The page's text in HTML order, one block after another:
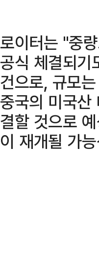
로이터는 "중
공식 체결되
건으로, 규모
중국의 미국
결할 것으로
이 재개될 가